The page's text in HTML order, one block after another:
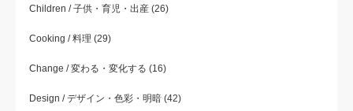
Children / 子供・育児・出産 (26)
Cooking / 料理 (29)
Change / 変わる・変化する (16)
Design / デザイン・色彩・明暗 (42)